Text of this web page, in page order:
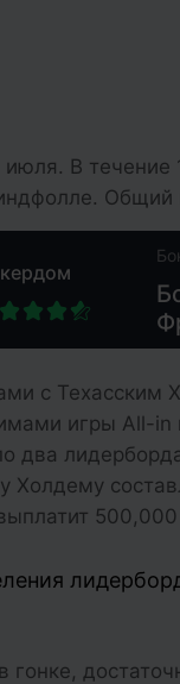
В
Общий
с
игры All-in
два
Холдему
гонке,